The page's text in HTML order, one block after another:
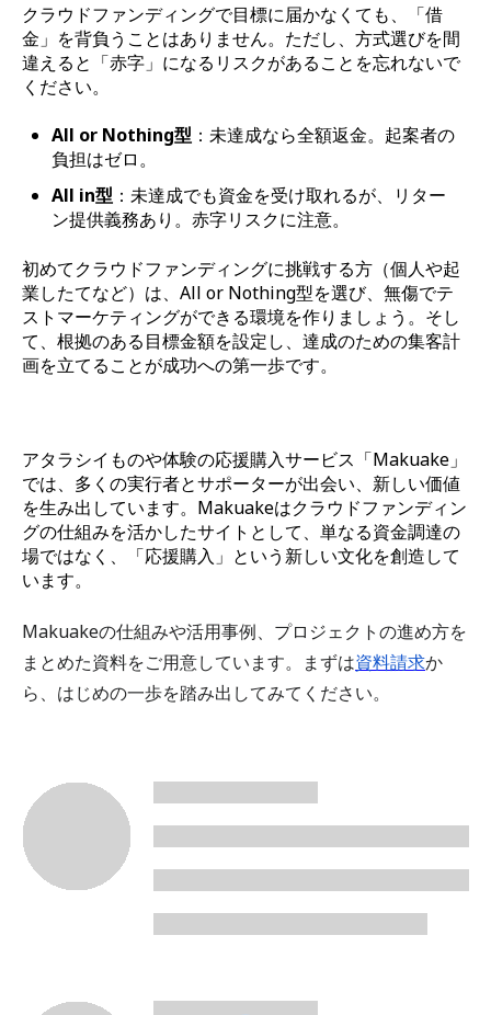
クラウドファンディングで目標に届かなくても、「借
金」を背負うことはありません。ただし、方式選びを間
違えると「赤字」になるリスクがあることを忘れないで
ください。
All or Nothing型 ：未達成なら全額返金。起案者の
負担はゼロ。
All in型 ：未達成でも資金を受け取れるが、リター
ン提供義務あり。赤字リスクに注意。
初めてクラウドファンディングに挑戦する方（個人や起
業したてなど）は、All or Nothing型を選び、無傷でテ
ストマーケティングができる環境を作りましょう。そし
て、根拠のある目標金額を設定し、達成のための集客計
画を立てることが成功への第一歩です。
アタラシイものや体験の応援購入サービス「Makuake」
では、多くの実行者とサポーターが出会い、新しい価値
を生み出しています。Makuakeはクラウドファンディン
グの仕組みを活かしたサイトとして、単なる資金調達の
場ではなく、「応援購入」という新しい文化を創造して
います。
Makuakeの仕組みや活用事例、プロジェクトの進め方を
まとめた資料をご用意しています。まずは資料請求か
ら、はじめの一歩を踏み出してみてください。